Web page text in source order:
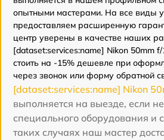
опытными мастерами. На все виды
предоставляем расширенную
центр уверены в качестве наших
[dataset:services:name] Nikon 50mm
стоить на -15% дешевле при
через звонок или форму обратной
[dataset:services:name] Nikon
выполняется на выезде, если
специального оборудования и
таких случаях наш мастер